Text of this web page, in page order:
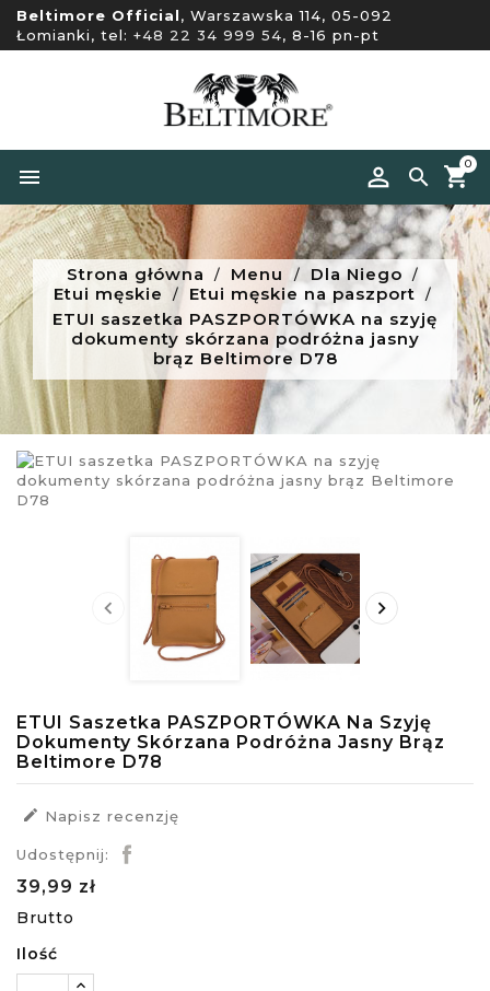
Beltimore Official, Warszawska 114, 05-092
Łomianki, tel: +48 22 34 999 54, 8-16 pn-pt


0
Strona główna Menu
Dla Niego
Etui męskie
Etui męskie na paszport
ETUI saszetka PASZPORTÓWKA na szyję
dokumenty skórzana podróżna jasny
brąz Beltimore D78
 
ETUI Saszetka PASZPORTÓWKA Na Szyję
Dokumenty Skórzana Podróżna Jasny Brąz
Beltimore D78
 Napisz recenzję
Udostępnij:
39,99 zł
Brutto
Ilość